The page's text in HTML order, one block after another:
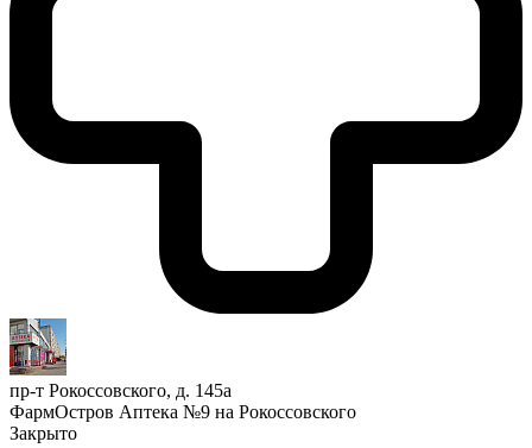
пр-т Рокоссовского, д. 145а
ФармОстров Аптека №9 на Рокоссовского
Закрыто